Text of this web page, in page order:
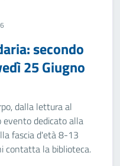
secondo
25 Giugno
dalla lettura al
evento dedicato alla
fascia d'età 8-13
contatta la biblioteca.